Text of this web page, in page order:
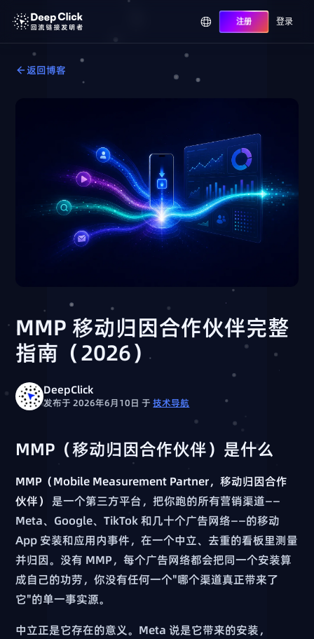
注册 登录
返回博客
MMP 移动归因合作伙伴完整
指南（2026）
DeepClick
发布于 2026年6月10日于技术导航
MMP（移动归因合作伙伴）是什么
MMP（Mobile Measurement Partner，移动归因合作
伙伴）
是一个第三方平台，把你跑的所有营销渠道——
Meta、Google、TikTok 和几十个广告网络——的移动
App 安装和应用内事件，在一个中立、去重的看板里测量
并归因。没有 MMP，每个广告网络都会把同一个安装算
成自己的功劳，你没有任何一个"哪个渠道真正带来了
它"的单一事实源。
中立正是它存在的意义。Meta 说是它带来的安装，